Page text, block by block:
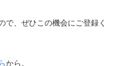
で、ぜひこの機会にご登録く
から。